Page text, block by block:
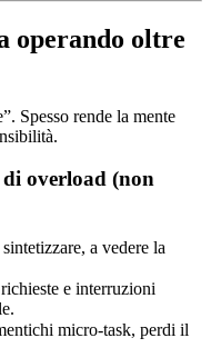
operando oltre
Spesso rende la mente
overload (non
a vedere la
e interruzioni
micro-task, perdi il